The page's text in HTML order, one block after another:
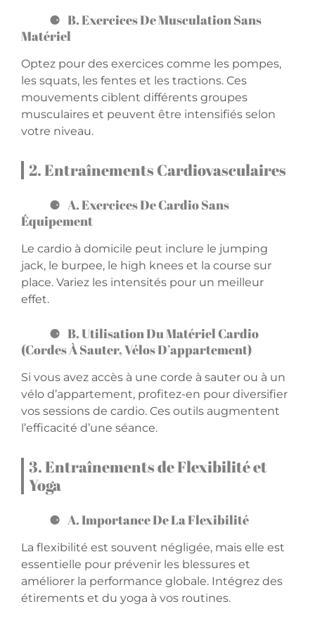
B. Exercices De Musculation Sans
Matériel
Optez pour des exercices comme les pompes,
les squats, les fentes et les tractions. Ces
mouvements ciblent différents groupes
musculaires et peuvent être intensifiés selon
votre niveau.
2. Entraînements Cardiovasculaires
A. Exercices De Cardio Sans
Équipement
Le cardio à domicile peut inclure le jumping
jack, le burpee, le high knees et la course sur
place. Variez les intensités pour un meilleur
effet.
B. Utilisation Du Matériel Cardio
(cordes À Sauter, Vélos D’appartement)
Si vous avez accès à une corde à sauter ou à un
vélo d’appartement, profitez-en pour diversifier
vos sessions de cardio. Ces outils augmentent
l’efficacité d’une séance.
3. Entraînements de Flexibilité et
Yoga
A. Importance De La Flexibilité
La flexibilité est souvent négligée, mais elle est
essentielle pour prévenir les blessures et
améliorer la performance globale. Intégrez des
étirements et du yoga à vos routines.